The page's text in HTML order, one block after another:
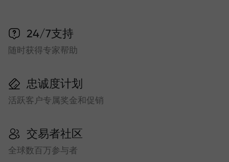
24/7支持
随时获得专家帮助
忠诚度计划
活跃客户专属奖金和促销
交易者社区
全球数百万参与者